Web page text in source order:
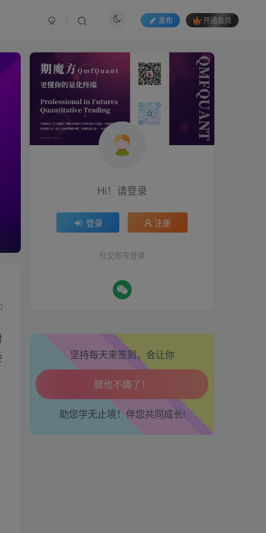
发布 开通会员
Hi！请登录
登录 注册
社交账号登录
坚持每天来签到，会让你
生活也美好了！
走路也有劲了！
腿也不痛了！
腰也不酸了！
助您学无止境！伴您共同成长!